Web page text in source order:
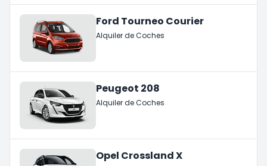
Ford Tourneo Courier
Alquiler de Coches
Peugeot 208
Alquiler de Coches
Opel Crossland X